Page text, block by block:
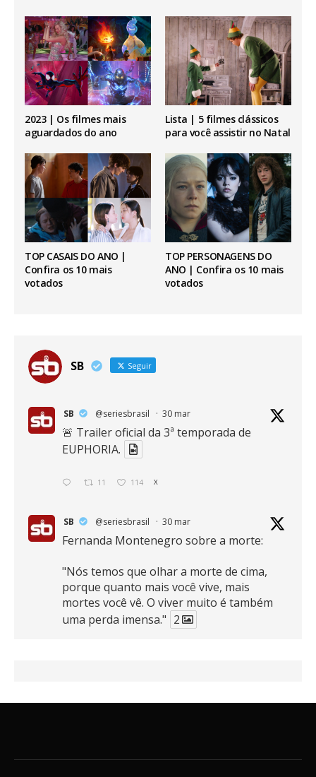
2023 | Os filmes mais
aguardados do ano
Lista | 5 filmes clássicos
para você assistir no Natal
TOP CASAIS DO ANO |
Confira os 10 mais
votados
TOP PERSONAGENS DO
ANO | Confira os 10 mais
votados
SB Seguir
SB @seriesbrasil · 30 mar
🚨 Trailer oficial da 3ª temporada de
EUPHORIA.
11 114 X
SB @seriesbrasil · 30 mar
Fernanda Montenegro sobre a morte:
"Nós temos que olhar a morte de cima,
porque quanto mais você vive, mais
mortes você vê. O viver muito é também
uma perda imensa." 2
16 389 X